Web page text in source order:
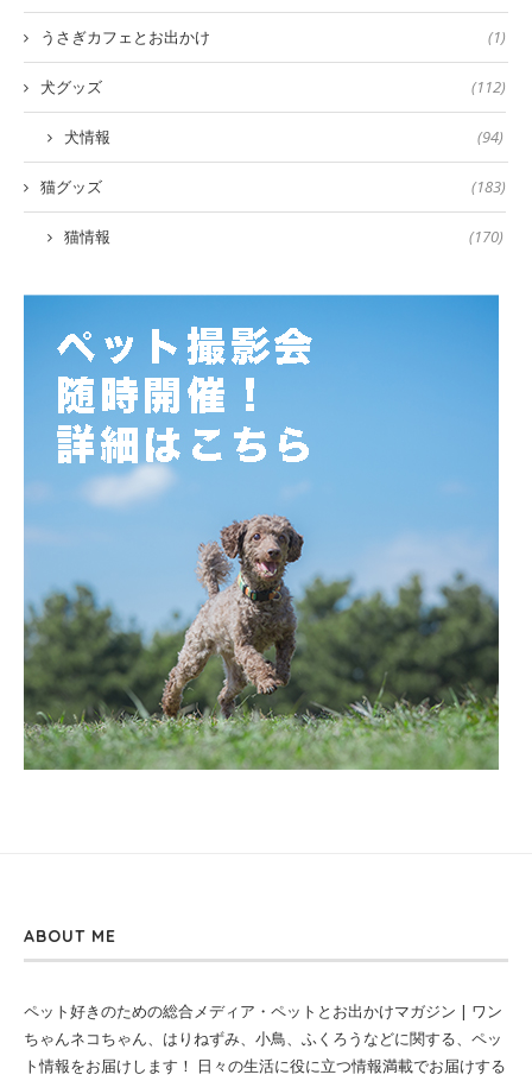
うさぎカフェとお出かけ (1)
犬グッズ (112)
犬情報 (94)
猫グッズ (183)
猫情報 (170)
ABOUT ME
ペット好きのための総合メディア・ペットとお出かけマガジン | ワン
ちゃんネコちゃん、はりねずみ、小鳥、ふくろうなどに関する、ペッ
ト情報をお届けします！ 日々の生活に役に立つ情報満載でお届けする